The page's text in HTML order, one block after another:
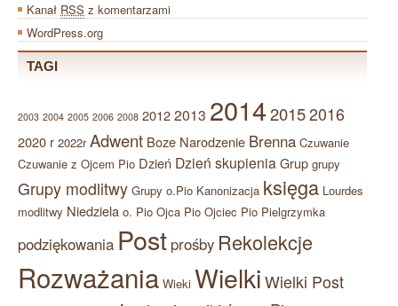
Kanał RSS z komentarzami
WordPress.org
TAGI
2003 2004 2005 2006 2008 20122013 201420152016
2020 r 2022r Adwent Boze Narodzenie Brenna Czuwanie
Czuwanie z Ojcem Pio Dzień Dzień skupieniaGrup grupy
Grupy modlitwy Grupy o.Pio Kanonizacja księga Lourdes
modlitwy Niedziela o. Pio Ojca Pio Ojciec Pio Pielgrzymka
podziękowania Post prośby Rekolekcje
Rozważania Wieki Wielki Wielki Post